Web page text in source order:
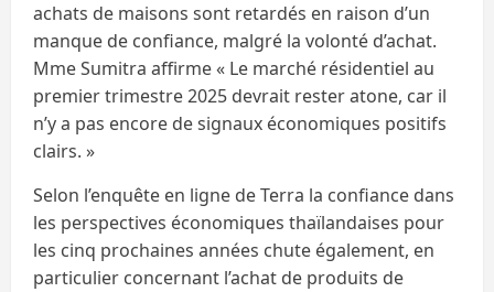
achats de maisons sont retardés en raison d’un
manque de confiance, malgré la volonté d’achat.
Mme Sumitra affirme « Le marché résidentiel au
premier trimestre 2025 devrait rester atone, car il
n’y a pas encore de signaux économiques positifs
clairs. »
Selon l’enquête en ligne de Terra la confiance dans
les perspectives économiques thaïlandaises pour
les cinq prochaines années chute également, en
particulier concernant l’achat de produits de